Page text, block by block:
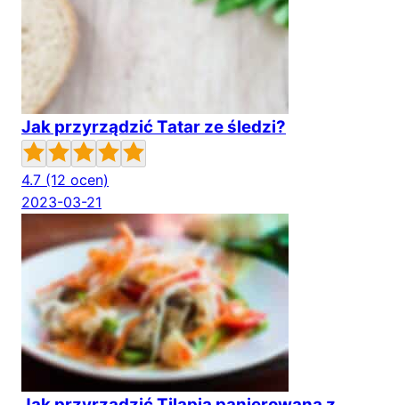
Jak przyrządzić Tatar ze śledzi?
4.7 (12 ocen)
2023-03-21